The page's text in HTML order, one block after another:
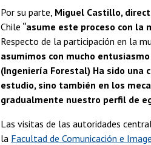
Por su parte, Miguel Castillo,
Chile “asume este proceso con la
Respecto de la participación en la
asumimos con mucho
(Ingeniería Forestal) Ha sido una
estudio, sino también en los
gradualmente nuestro perfil de
Las visitas de las autoridades
la Facultad de Comunicación e